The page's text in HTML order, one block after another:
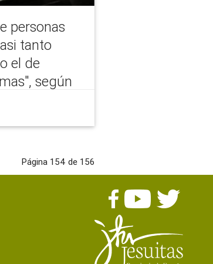
personas
tanto
el de
según
a
Página 154 de 156